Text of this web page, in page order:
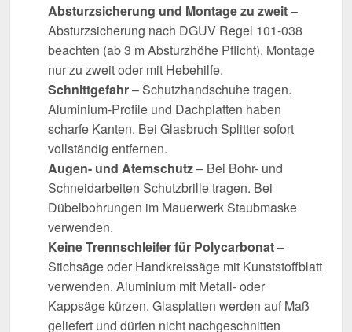
Absturzsicherung und Montage zu zweit–
Absturzsicherung nach DGUV Regel 101-038
beachten (ab 3 m Absturzhöhe Pflicht). Montage
nur zu zweit oder mit Hebehilfe.
Schnittgefahr– Schutzhandschuhe tragen.
Aluminium-Profile und Dachplatten haben
scharfe Kanten. Bei Glasbruch Splitter sofort
vollständig entfernen.
Augen- und Atemschutz– Bei Bohr- und
Schneidarbeiten Schutzbrille tragen. Bei
Dübelbohrungen im Mauerwerk Staubmaske
verwenden.
Keine Trennschleifer für Polycarbonat–
Stichsäge oder Handkreissäge mit Kunststoffblatt
verwenden. Aluminium mit Metall- oder
Kappsäge kürzen. Glasplatten werden auf Maß
geliefert und dürfen nicht nachgeschnitten